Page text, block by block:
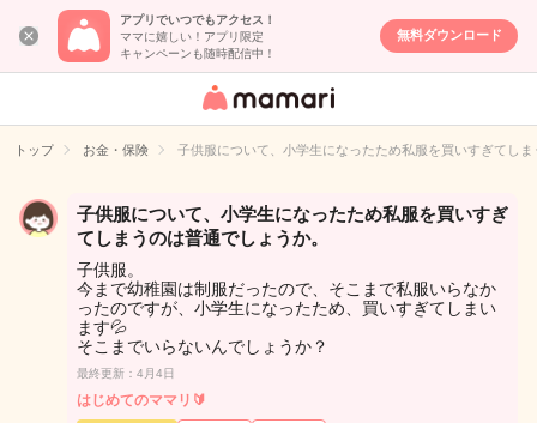
アプリでいつでもアクセス！
ママに嬉しい！アプリ限定
キャンペーンも随時配信中！
無料ダウンロード
女性専用匿名QA
イト
トップ お金・保険 子供服について、小学生になったため私服を買いすぎてし
子供服について、小学生になったため私服を買いすぎ
てしまうのは普通でしょうか。
子供服。
今まで幼稚園は制服だったので、そこまで私服いらなか
ったのですが、小学生になったため、買いすぎてしまい
ます💦
そこまでいらないんでしょうか？
最終更新：4月4日
はじめてのママリ🔰